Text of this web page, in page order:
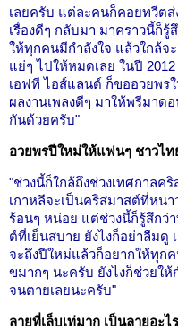
เลยครับ แต่ละคนก็คอยทวีตส่
เรื่องดีๆ กลับมา มาคราวนี้ก็
ให้ทุกคนมีกำลังใจ แล้วใกล้จ
แย่ๆ ไปให้หมดเลย ในปี
เอฟที ไอส์แลนด์ ก็ขออวยพร
ผลงานเพลงดีๆ มาให้พรีมา
กันด้วยครับ"
อวยพรปีใหม่ให้แฟนๆ ชาวไท
"ช่วงนี้ก็ใกล้ถึงช่วงเทศกาล
เกาหลีจะเป็นคริสมาสต์ที่หน
ร้อนๆ หน่อย แต่ช่วงนี้ก็รู้สึกว่
ต์ที่เย็นสบาย ยังไงก็อย่าลืมดู
จะถึงปีใหม่แล้วก็อยากให้ทุก
ขมากๆ นะครับ ยังไงก็ช่วยให้
จนตายเลยนะครับ"
ลายที่เล็บเท่มาก เป็นลายอะไร